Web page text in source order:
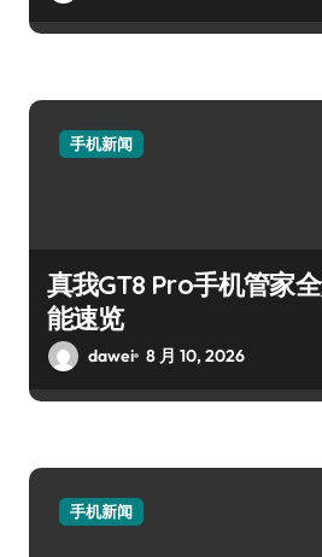
手机新闻
真我GT8 Pro手机管家
能速览
dawei 8 月 10, 2026
手机新闻